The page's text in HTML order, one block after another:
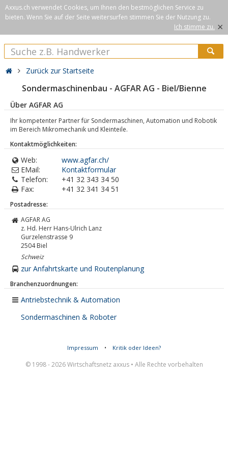
Axxus.ch verwendet Cookies, um Ihnen den bestmöglichen Service zu
bieten. Wenn Sie auf der Seite weitersurfen stimmen Sie der Nutzung zu.
Ich stimme zu. ×
Zurück zur Startseite
Sondermaschinenbau - AGFAR AG - Biel/Bienne
Über AGFAR AG
Ihr kompetenter Partner für Sondermaschinen, Automation und Robotik
im Bereich Mikromechanik und Kleinteile.
Kontaktmöglichkeiten:
Web:
www.agfar.ch/
EMail:
Kontaktformular
Telefon:
+41 32 343 34 50
Fax:
+41 32 341 34 51
Postadresse:
AGFAR AG
z. Hd. Herr Hans-Ulrich Lanz
Gurzelenstrasse 9
2504 Biel
Schweiz
zur Anfahrtskarte und Routenplanung
Branchenzuordnungen:
Antriebstechnik & Automation
Sondermaschinen & Roboter
Impressum • Kritik oder Ideen?
© 1998 - 2026 Wirtschaftsnetz axxus • Alle Rechte vorbehalten